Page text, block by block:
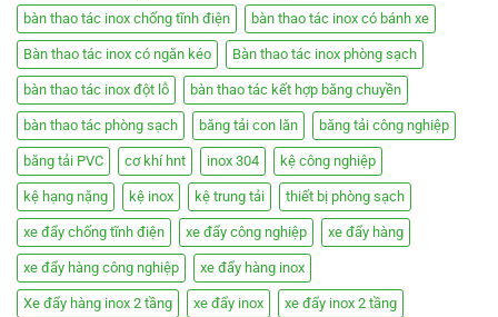
bàn thao tác inox chống tĩnh điện bàn thao tác inox có bánh xe
Bàn thao tác inox có ngăn kéo Bàn thao tác inox phòng sạch
bàn thao tác inox đột lỗ bàn thao tác kết hợp băng chuyền
bàn thao tác phòng sạch băng tải con lăn băng tải công nghiệp
băng tải PVC cơ khí hnt inox 304 kệ công nghiệp
kệ hạng nặng kệ inox kệ trung tải thiết bị phòng sạch
xe đẩy chống tĩnh điện xe đẩy công nghiệp xe đẩy hàng
xe đẩy hàng công nghiệp xe đẩy hàng inox
Xe đẩy hàng inox 2 tầng xe đẩy inox xe đẩy inox 2 tầng